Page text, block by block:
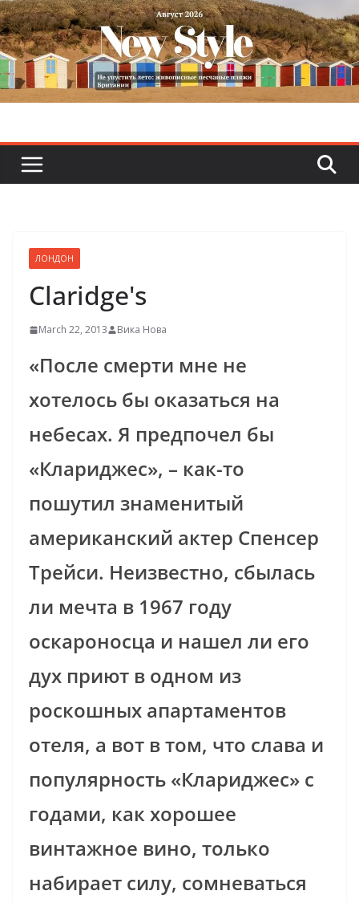
Skip
to
content
ЛОНДОН
Claridge's
March 22, 2013 Вика Нова
«После смерти мне не
хотелось бы оказаться на
небесах. Я предпочел бы
«Клариджес», – как-то
пoшутил знаменитый
американский актер Спенсер
Трейси. Неизвестно, сбылась
ли мечта в 1967 году
оскароносца и нашел ли его
дух приют в одном из
роскошных апартаментов
отеля, а вот в том, что слава и
популярность «Клариджес» с
годами, как хорошее
винтажное вино, только
набирает силу, сомневаться